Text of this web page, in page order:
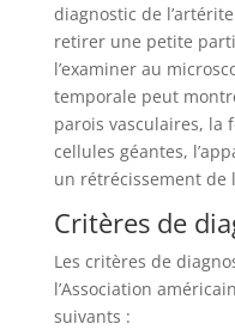
diagnostic de
retirer une petite
l’examiner au
temporale peut
parois vasculaires, la
cellules géantes,
un rétrécissement de
Critères de
Les critères de
l’Association
suivants :